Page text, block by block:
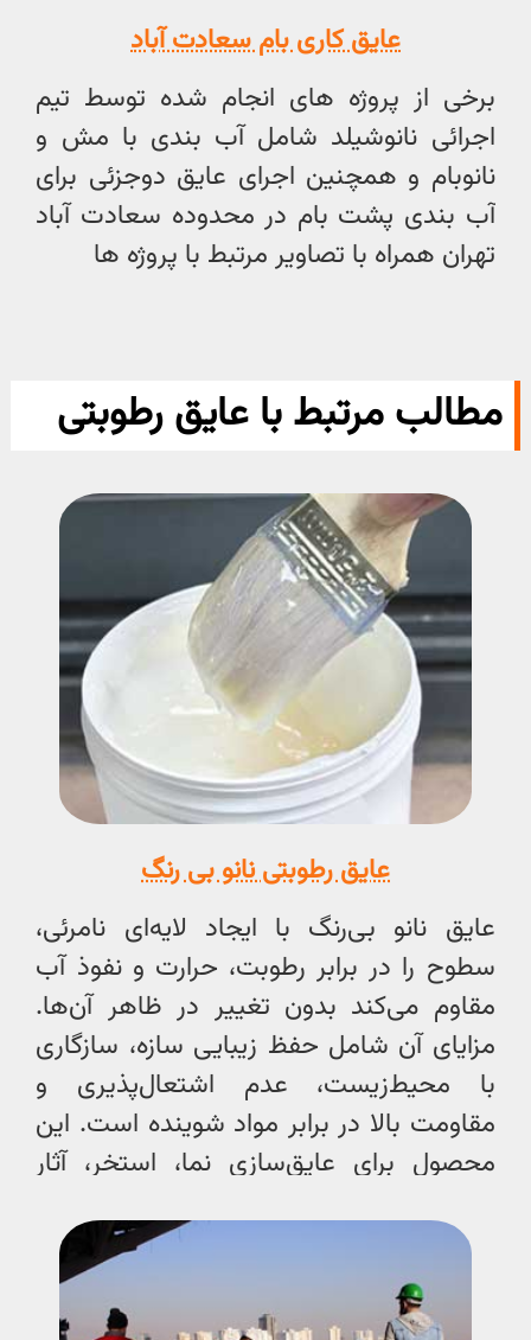
عایق کاری بام سعادت آباد
برخی از پروژه های انجام شده توسط تیم
اجرائی نانوشیلد شامل آب بندی با مش و
نانوبام و همچنین اجرای عایق دوجزئی برای
آب بندی پشت بام در محدوده سعادت آباد
تهران همراه با تصاویر مرتبط با پروژه ها
مطالب مرتبط با عایق رطوبتی
عایق رطوبتی نانو بی رنگ
عایق نانو بی‌رنگ با ایجاد لایه‌ای نامرئی،
سطوح را در برابر رطوبت، حرارت و نفوذ آب
مقاوم می‌کند بدون تغییر در ظاهر آن‌ها.
مزایای آن شامل حفظ زیبایی سازه، سازگاری
با محیط‌زیست، عدم اشتعال‌پذیری و
مقاومت بالا در برابر مواد شوینده است. این
محصول برای عایق‌سازی نما، استخر، آثار
به‌سادگی قابل اجراست.